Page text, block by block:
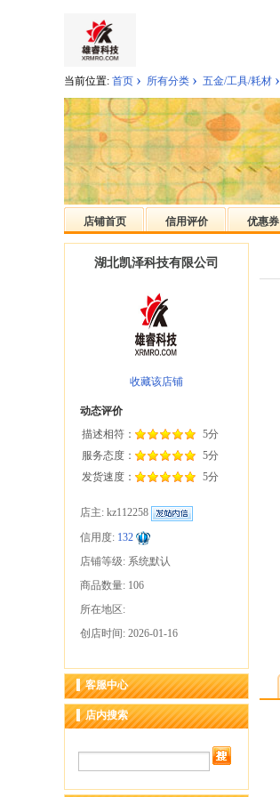
当前位置: 首页 › 所有分类 › 五金/工具/耗材 ›
店铺首页 信用评价 优惠券
湖北凯泽科技有限公司
收藏该店铺
动态评价
描述相符：
5分
服务态度：
5分
发货速度：
5分
店主: kz112258
信用度: 132
店铺等级: 系统默认
商品数量: 106
所在地区:
创店时间: 2026-01-16
客服中心
店内搜索